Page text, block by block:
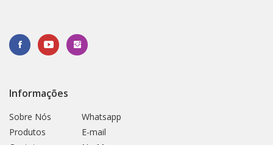
Informações
Sobre Nós
Produtos
Whatsapp
E-mail